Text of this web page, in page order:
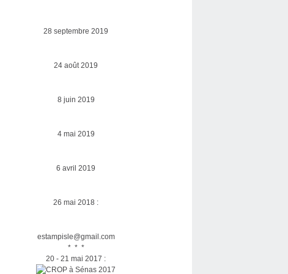
28 septembre 2019
24 août 2019
8 juin 2019
4 mai 2019
6 avril 2019
26 mai 2018 :
estampisle@gmail.com
* * *
20 - 21 mai 2017 :